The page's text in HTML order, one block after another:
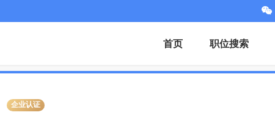
首页 职位搜索
企业认证